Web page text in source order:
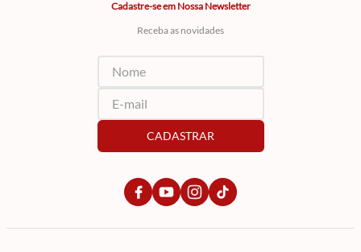
Cadastre-se em Nossa Newsletter
Receba as novidades
CADASTRAR